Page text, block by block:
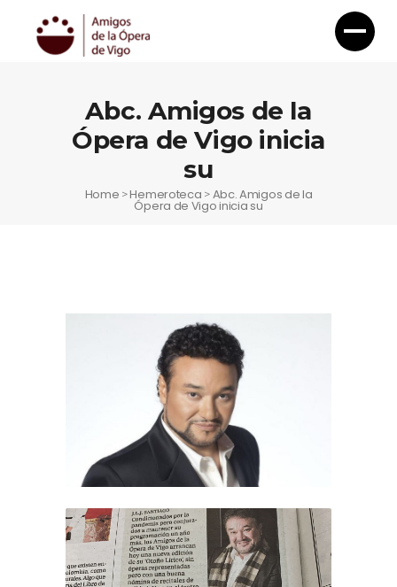
Abc. Amigos de la
Ópera de Vigo inicia
su
Home >Hemeroteca >Abc. Amigos de la
Ópera de Vigo inicia su